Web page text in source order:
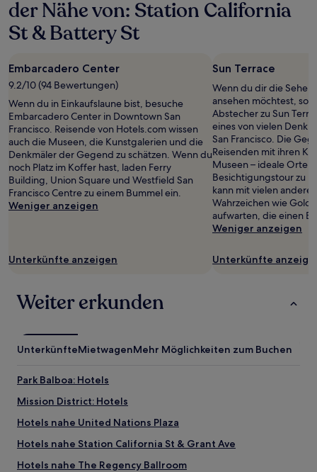
der Nähe von: Station California
St & Battery St
Embarcadero Center
9.2/10 (94 Bewertungen)
Wenn du in Einkaufslaune bist, besuche
Embarcadero Center in Downtown San
Francisco. Reisende von Hotels.com wissen
auch die Museen, die Kunstgalerien und die
Denkmäler der Gegend zu schätzen. Wenn du
noch Platz im Koffer hast, laden Ferry
Building, Union Square und Westfield San
Francisco Centre zu einem Bummel ein.
Weniger anzeigen
Unterkünfte anzeigen
Sun Terrace
Wenn du dir die
ansehen möchtest,
Abstecher zu Sun
eines von vielen
San Francisco. Die
Reisenden mit ihren
Museen – ideale Orte,
Besichtigungstour zu
kann mit vielen
Wahrzeichen wie
aufwarten, die einen
Weniger anzeigen
Unterkünfte
Weiter erkunden
UnterkünfteMietwagenMehr Möglichkeiten zum Buchen
Park Balboa: Hotels
Mission District: Hotels
Hotels nahe United Nations Plaza
Hotels nahe Station California St & Grant Ave
Hotels nahe The Regency Ballroom